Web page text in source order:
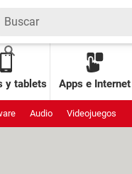
y tablets Apps e Internet
Audio Videojuegos